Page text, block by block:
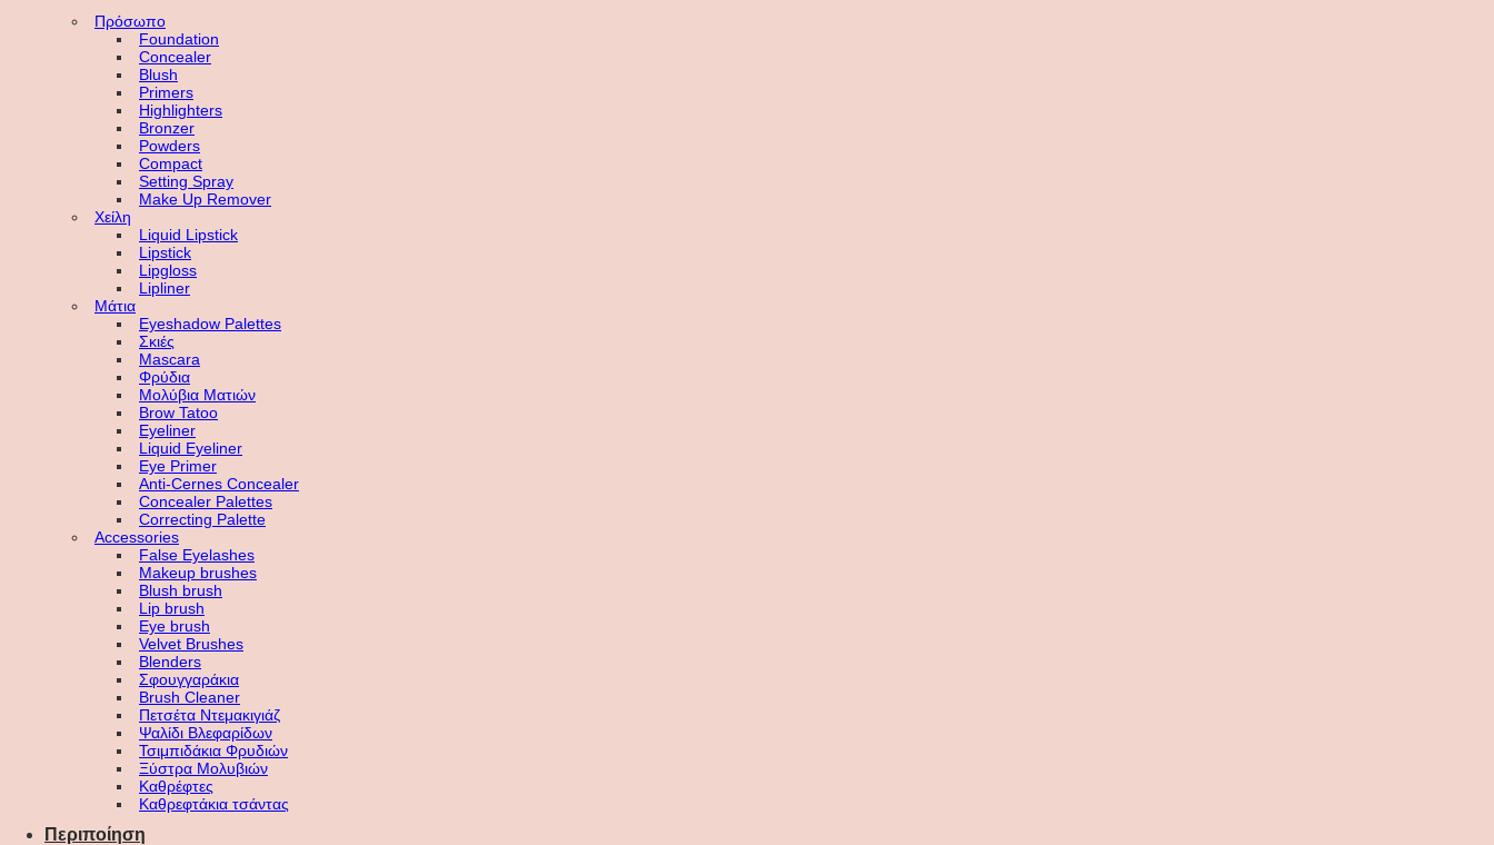
Πρόσωπο
Foundation
Concealer
Blush
Primers
Highlighters
Bronzer
Powders
Compact
Setting Spray
Make Up Remover
Χείλη
Liquid Lipstick
Lipstick
Lipgloss
Lipliner
Μάτια
Eyeshadow Palettes
Σκιές
Mascara
Φρύδια
Μολύβια Ματιών
Brow Tatoo
Eyeliner
Liquid Eyeliner
Eye Primer
Anti-Cernes Concealer
Concealer Palettes
Correcting Palette
Accessories
False Eyelashes
Makeup brushes
Blush brush
Lip brush
Eye brush
Velvet Brushes
Blenders
Σφουγγαράκια
Brush Cleaner
Πετσέτα Ντεμακιγιάζ
Ψαλίδι Βλεφαρίδων
Τσιμπιδάκια Φρυδιών
Ξύστρα Μολυβιών
Καθρέφτες
Καθρεφτάκια τσάντας
Περιποίηση